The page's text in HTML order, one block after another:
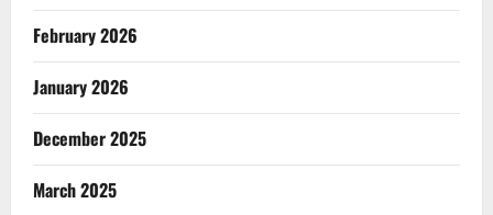
February 2026
January 2026
December 2025
March 2025